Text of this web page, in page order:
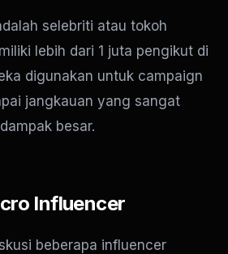
selebriti atau tokoh
lebih dari 1 juta pengikut di
digunakan untuk campaign
jangkauan yang sangat
besar.
Influencer
beberapa influencer